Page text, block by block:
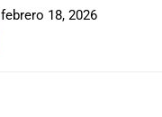
febrero 18, 2026